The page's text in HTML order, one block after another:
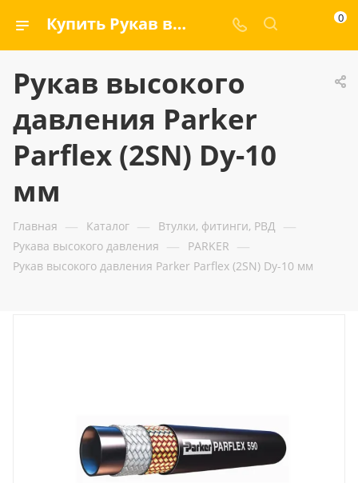
Купить Рукав высокого давления Parker Parflex (2SN) Dу-10 мм — ООО «ГИДРАМАКС» 0
Рукав высокого
давления Parker
Parflex (2SN) Dу-10
мм
Главная — Каталог — Втулки, фитинги, РВД —
Рукава высокого давления — PARKER —
Рукав высокого давления Parker Parflex (2SN) Dу-10 мм